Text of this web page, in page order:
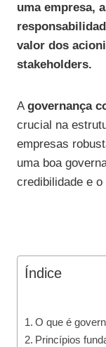
uma empresa,
valor dos
stakeholders.
Agovernança
crucial na
empresas
uma boa
credibilidade e
Índice
O que é
Princípios